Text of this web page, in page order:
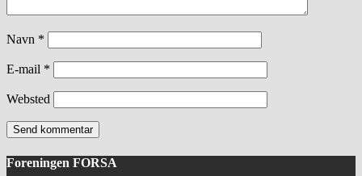
Navn *
E-mail *
Websted
Foreningen FORSA